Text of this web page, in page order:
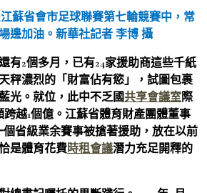
江蘇省會市足球聯賽第七輪競賽中，常
邊加油。新華社記者 李博 攝
有2個多月，已有24家援助商這些千紙
秤濃烈的「財富佔有慾」，試圖包裹
光。就位，此中不乏國共享會議室際
越1個億。江蘇省體育財產團體董事
省級業余賽事被搶著援助，放在以前
是體育花費時租會議潛力充足開釋的